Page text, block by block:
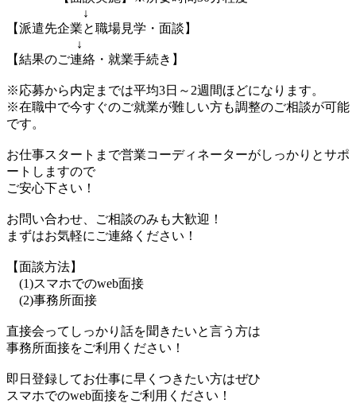
↓
【派遣先企業と職場見学・面談】
↓
【結果のご連絡・就業手続き】
※応募から内定までは平均3日～2週間ほどになります。
※在職中で今すぐのご就業が難しい方も調整のご相談が可能
です。
お仕事スタートまで営業コーディネーターがしっかりとサポ
ートしますので
ご安心下さい！
お問い合わせ、ご相談のみも大歓迎！
まずはお気軽にご連絡ください！
【面談方法】
(1)スマホでのweb面接
(2)事務所面接
直接会ってしっかり話を聞きたいと言う方は
事務所面接をご利用ください！
即日登録してお仕事に早くつきたい方はぜひ
スマホでのweb面接をご利用ください！